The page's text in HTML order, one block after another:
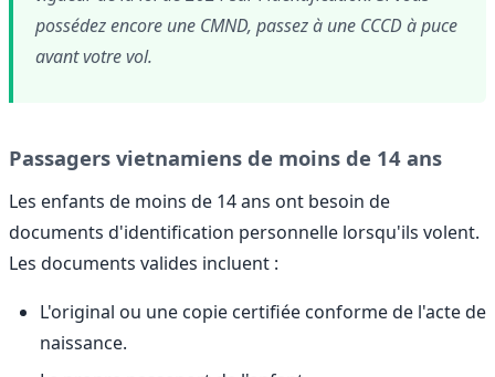
possédez encore une CMND, passez à une CCCD à puce
avant votre vol.
Passagers vietnamiens de moins de 14 ans
Les enfants de moins de 14 ans ont besoin de
documents d'identification personnelle lorsqu'ils volent.
Les documents valides incluent :
L'original ou une copie certifiée conforme de l'acte de
naissance.